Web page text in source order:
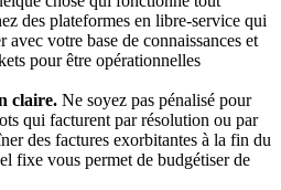
des plateformes en libre-service qui
avec votre base de connaissances et
pour être opérationnelles
claire. Ne soyez pas pénalisé pour
qui facturent par résolution ou par
des factures exorbitantes à la fin du
fixe vous permet de budgétiser de